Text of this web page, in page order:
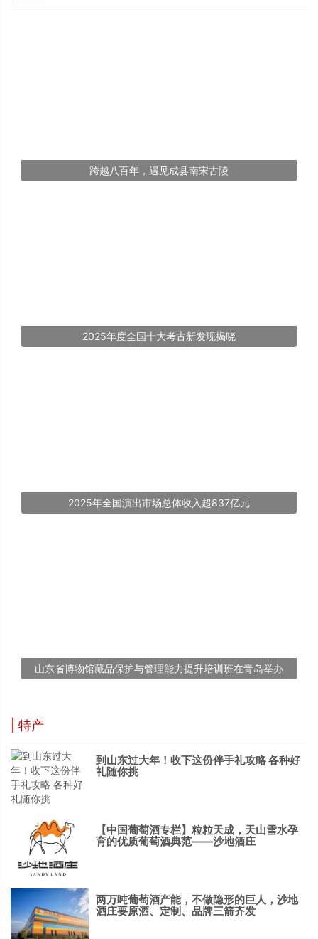
跨越八百年，遇见成县南宋古陵
2025年度全国十大考古新发现揭晓
2025年全国演出市场总体收入超837亿元
山东省博物馆藏品保护与管理能力提升培训班在青岛举办
| 特产
到山东过大年！收下这份伴手礼攻略 各种好
礼随你挑
【中国葡萄酒专栏】粒粒天成，天山雪水孕
育的优质葡萄酒典范——沙地酒庄
两万吨葡萄酒产能，不做隐形的巨人，沙地
酒庄要原酒、定制、品牌三箭齐发